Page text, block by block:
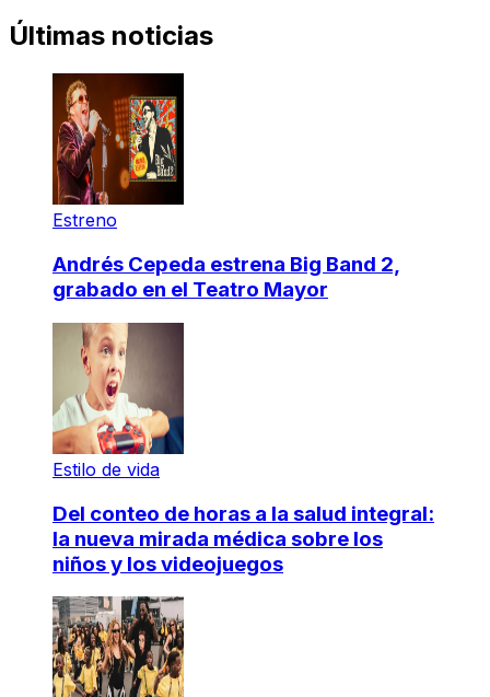
Últimas noticias
Estreno
Andrés Cepeda estrena Big Band 2,
grabado en el Teatro Mayor
Estilo de vida
Del conteo de horas a la salud integral:
la nueva mirada médica sobre los
niños y los videojuegos